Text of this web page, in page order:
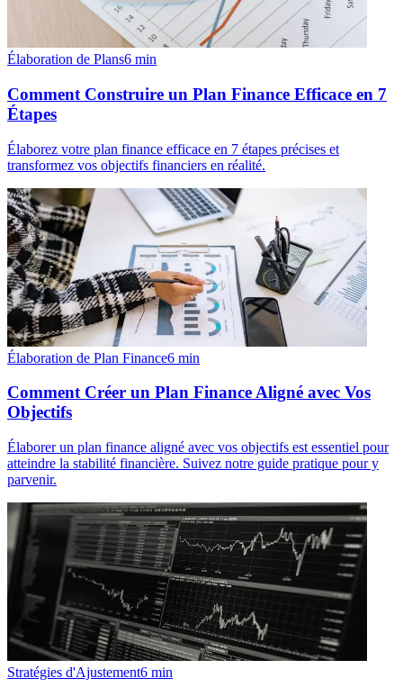
Élaboration de Plans6 min
Comment Construire un Plan Finance Efficace en 7
Étapes
Élaborez votre plan finance efficace en 7 étapes précises et
transformez vos objectifs financiers en réalité.
Élaboration de Plan Finance6 min
Comment Créer un Plan Finance Aligné avec Vos
Objectifs
Élaborer un plan finance aligné avec vos objectifs est essentiel pour
atteindre la stabilité financière. Suivez notre guide pratique pour y
parvenir.
Stratégies d'Ajustement6 min